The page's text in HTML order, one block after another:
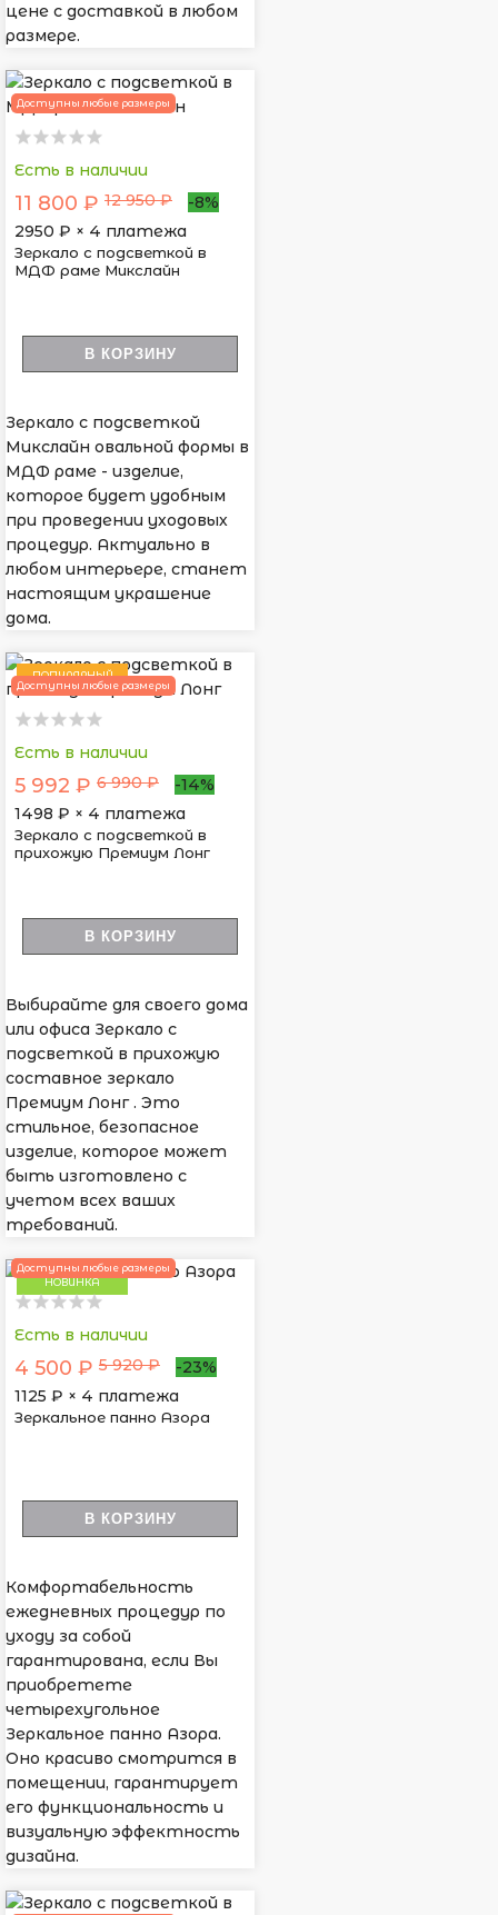
цене с доставкой в любом
размере.
Доступны любые размеры
Есть в наличии
11 800 ₽ 12 950 ₽
-8%
2950 ₽ × 4 платежа
Зеркало с подсветкой в
МДФ раме Микслайн
В КОРЗИНУ
Зеркало с подсветкой
Микслайн овальной формы в
МДФ раме - изделие,
которое будет удобным
при проведении уходовых
процедур. Актуально в
любом интерьере, станет
настоящим украшение
дома.
ПОПУЛЯРНЫЙ
Доступны любые размеры
Есть в наличии
5 992 ₽ 6 990 ₽
-14%
1498 ₽ × 4 платежа
Зеркало с подсветкой в
прихожую Премиум Лонг
В КОРЗИНУ
Выбирайте для своего дома
или офиса Зеркало с
подсветкой в прихожую
составное зеркало
Премиум Лонг . Это
стильное, безопасное
изделие, которое может
быть изготовлено с
учетом всех ваших
требований.
НОВИНКА
Доступны любые размеры
Есть в наличии
4 500 ₽ 5 920 ₽
-23%
1125 ₽ × 4 платежа
Зеркальное панно Азора
В КОРЗИНУ
Комфортабельность
ежедневных процедур по
уходу за собой
гарантирована, если Вы
приобретете
четырехугольное
Зеркальное панно Азора.
Оно красиво смотрится в
помещении, гарантирует
его функциональность и
визуальную эффектность
дизайна.